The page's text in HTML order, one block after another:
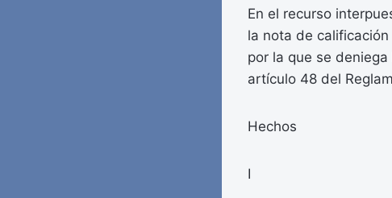
En el recurso
la nota de
por la que se
artículo 48 del
Hechos
I